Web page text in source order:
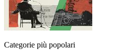
Categorie più popolari